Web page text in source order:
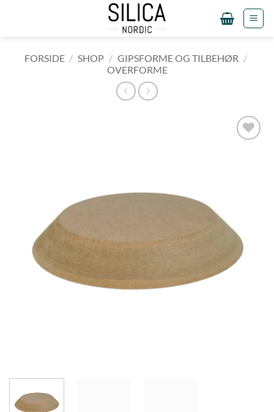
FORSIDE / SHOP / GIPSFORME OG TILBEHØR /
OVERFORME